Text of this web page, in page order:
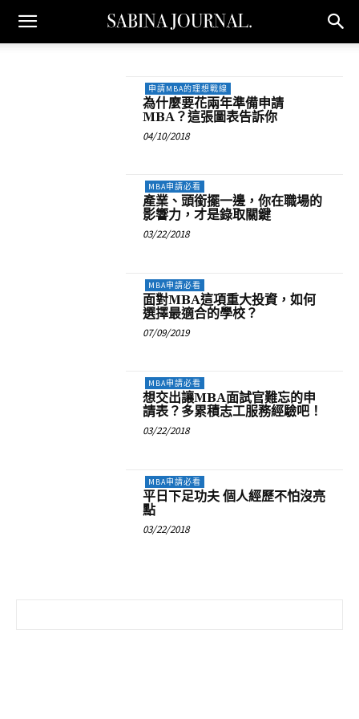
申請MBA的理想戰線
為什麼要花兩年準備申請
MBA？這張圖表告訴你
04/10/2018
MBA申請必看
產業、頭銜擺一邊，你在職場的
影響力，才是錄取關鍵
03/22/2018
MBA申請必看
面對MBA這項重大投資，如何
選擇最適合的學校？
07/09/2019
MBA申請必看
想交出讓MBA面試官難忘的申
請表？多累積志工服務經驗吧！
03/22/2018
MBA申請必看
平日下足功夫 個人經歷不怕沒亮
點
03/22/2018